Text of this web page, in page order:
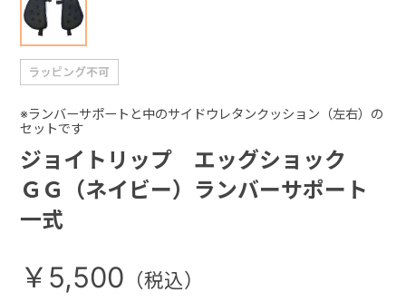
ジョイトリップ エッグショック
ＧＧ（ネイビー）ランバーサポート
一式
※ランバーサポートと中のサイドウレタンクッション（左右）の
セットです
￥5,500